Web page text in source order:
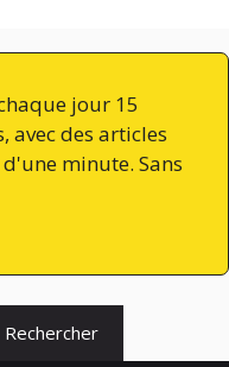
jour 15
avec des articles
minute. Sans
Rechercher